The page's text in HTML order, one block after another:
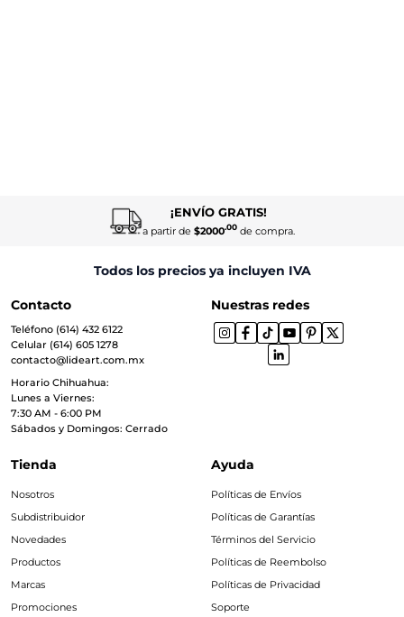
¡ENVÍO GRATIS!
a partir de $2000.00de compra.
Todos los precios ya incluyen IVA
Contacto
Teléfono (614) 432 6122
Celular (614) 605 1278
contacto@lideart.com.mx
Horario Chihuahua:
Lunes a Viernes:
7:30 AM - 6:00 PM
Sábados y Domingos: Cerrado
Nuestras redes
Tienda
Nosotros
Subdistribuidor
Novedades
Productos
Marcas
Promociones
Ayuda
Políticas de Envíos
Políticas de Garantías
Términos del Servicio
Políticas de Reembolso
Políticas de Privacidad
Soporte